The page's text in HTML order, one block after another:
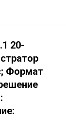
20-
Формат